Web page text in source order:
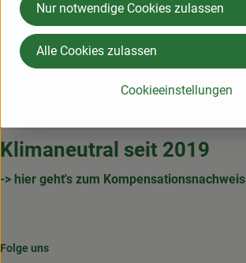
Deutschland
sodasan
Klimaneutral seit 2019
-> hier geht's zum Kompensationsnachweis
Folge uns
Cookieeinstellungen
Nur notwendige Cookies zulassen
Alle Cookies zulassen